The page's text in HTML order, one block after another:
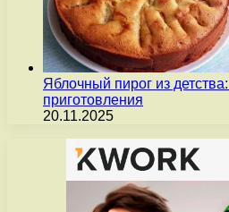
Яблочный пирог из
приготовления
20.11.2025